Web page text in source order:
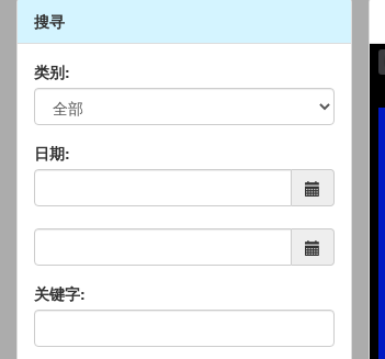
搜寻
类别:
日期:
关键字: